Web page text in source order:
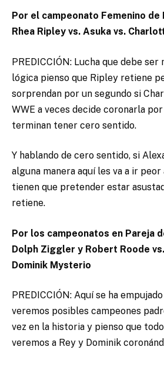
Por el campeonato Femenino de
Rhea Ripley vs. Asuka vs.
PREDICCIÓN: Lucha que debe ser
lógica pienso que Ripley retiene
sorprendan por un segundo si
WWE a veces decide coronarla
terminan tener cero sentido.
Y hablando de cero sentido, si
alguna manera aquí les va a ir
tienen que pretender estar
retiene.
Por los campeonatos en Pareja
Dolph Ziggler y Robert Roode
Dominik Mysterio
PREDICCIÓN: Aquí se ha
veremos posibles campeones
vez en la historia y pienso que
veremos a Rey y Dominik